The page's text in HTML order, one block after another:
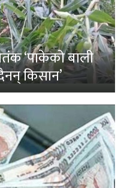
‘पाकेको बाली
किसान’